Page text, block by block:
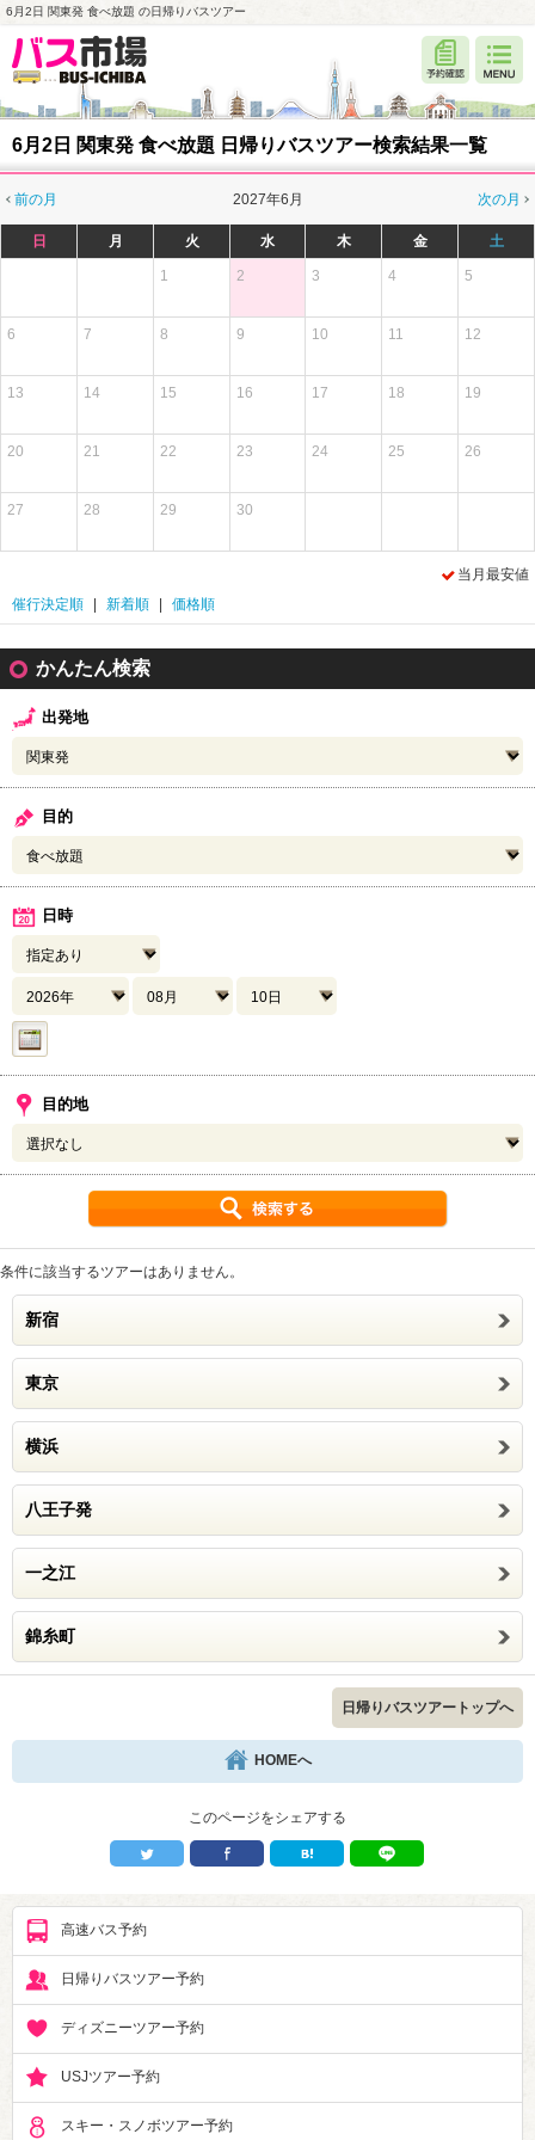
6月2日 関東発 食べ放題 の日帰りバスツアー
6月2日 関東発 食べ放題 日帰りバスツアー検索結果一覧
前の月 次の月
2027年6月
日 月 火 水 木 金 土
1 2 3 4 5
6 7 8 9 10 11 12
13 14 15 16 17 18 19
20 21 22 23 24 25 26
27 28 29 30
当月最安値
催行決定順
新着順 価格順
かんたん検索
出発地
目的
日時
目的地
条件に該当するツアーはありません。
新宿
東京
横浜
八王子発
一之江
錦糸町
日帰りバスツアートップへ
HOMEへ
このページをシェアする
高速バス予約
日帰りバスツアー予約
ディズニーツアー予約
USJツアー予約
スキー・スノボツアー予約